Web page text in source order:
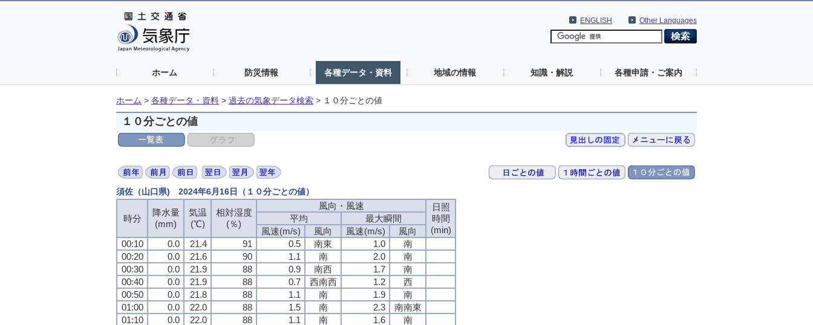
Other Languages
ENGLISH
ホーム 防災情報 各種データ・資料 地域の情報 知識・解説 各種申請・ご案内
ホーム > 各種データ・資料 > 過去の気象データ検索 > １０分ごとの値
１０分ごとの値
須佐（山口県) 2024年6月16日（１０分ごとの値）
時分
降水量
(mm)
気温
(℃)
相対湿度
(％)
風向・風速
日照
時間
(min)
平均
最大瞬間
風速(m/s)
風向 風速(m/s)
風向
00:10
0.0 21.4 91 0.5 南東 1.0
南
00:20
0.0 21.6 90 1.1 南 2.0
南
00:30
0.0 21.9 88 0.9 南西 1.7
南
00:40
0.0 21.9 88 0.7 西南西 1.2
西
00:50
0.0 21.8 88 1.1 南 1.9
南
01:00
0.0 22.0 88 1.5 南 2.3
南南東
01:10
0.0 22.0 88 1.1 南 1.6
南